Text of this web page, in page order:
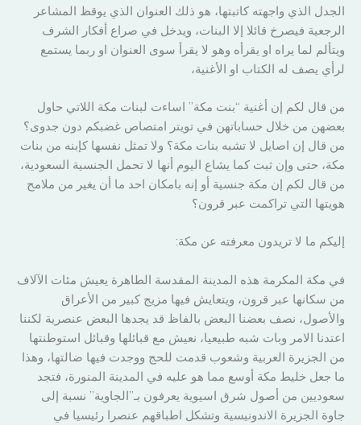
الجدل الذي واجهته كاتبتها، هو ذلك العنوان الذي يوقظ المشاعر
الرجعية فيصرخ قائلا إلا البنات، ويدخل في صراع أفكار الشرف
ويتألم لما يراه او يقرأه وهو لا يقرأ سوى العنوان او ربما يستمع
لرأي يصف له الكتاب او الأغنية،
من قال لكم إن أغنية “بنت مكة” اساءت لبنات مكة اللاتي حاول
بعضهن من خلال حساباتهن في تويتر امتصاص غضبكم دون جدوى؟
من قال إن اصايل لا تشبه بنات مكة؟ ولا تمثل نفسها كإبنه من بنات
مكة، حتى وإن ثبت كما يشاع اليوم أنها لا تحمل الجنسية السعودية،
من قال لكم إن مكة جنسية أو إنه بامكان احد ما أن يغير من ملامح
هويتها التي تراكمت عبر قرون؟
إليكم ما لا تريدون معرفته عن مكة:
في مكة المكرمة هذه المدينة المقدسة الطاهرة يعيش مئات الآلاف
من سكانها عبر قرون، ويتعايش فيها مزيج كبير من الأعراق
والأصول، نصف بعضنا البعض بالفاظ قد يجدها البعض عنصرية لكننا
اعتدنا الامر وبات شبه طبيعيا، نعيش مع قبائلها وقبائل استوطنتها
من الجزيرة العربية وشعوب قدمت للحج ووجدت فيها ضالتها، وهذا
ما جعل خليط مكة أوسع مما هو عليه في المدينة المنورة، فتجد
سعوديين من أصول شرق اسيوية يعرفون بـ”الجاوية” نسبة إلى
جاوة الجزيرة الاندونيسية وتشكل اطباقهم عنصرا رئيسيا في